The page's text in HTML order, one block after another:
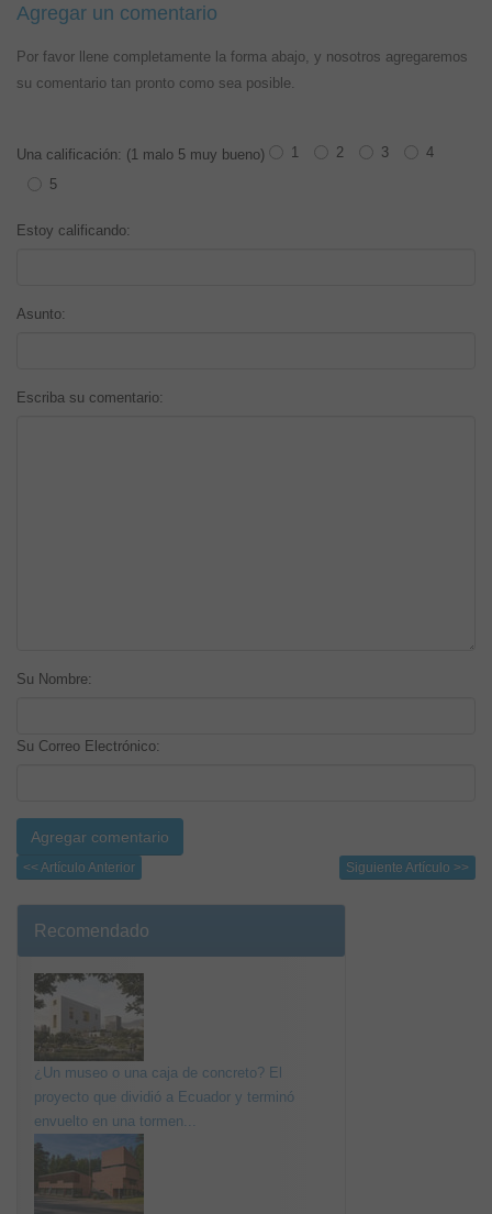
Agregar un comentario
Por favor llene completamente la forma abajo, y nosotros agregaremos
su comentario tan pronto como sea posible.
Una calificación: (1 malo 5 muy bueno) 1 2 3
4
5
Estoy calificando:
Asunto:
Escriba su comentario:
Su Nombre:
Su Correo Electrónico:
<< Artículo Anterior Siguiente Artículo >>
Recomendado
¿Un museo o una caja de concreto? El
proyecto que dividió a Ecuador y terminó
envuelto en una tormen...